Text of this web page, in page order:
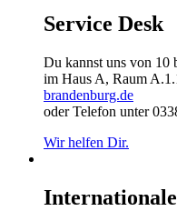
Service Desk
Du kannst uns von 10
im Haus A, Raum
brandenburg.de
oder Telefon unter
Wir helfen Dir.